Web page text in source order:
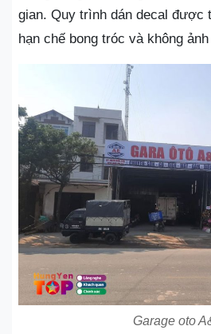
gian. Quy trình dán decal được
hạn chế bong tróc và không
Garage oto